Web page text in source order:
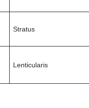
Stratus
Lenticularis